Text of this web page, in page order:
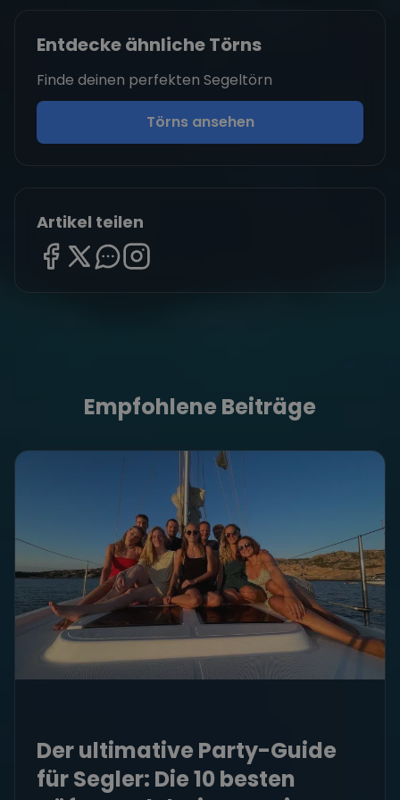
Entdecke ähnliche Törns
Finde deinen perfekten Segeltörn
Törns ansehen
Artikel teilen
Empfohlene Beiträge
Der ultimative Party-Guide
für Segler: Die 10 besten